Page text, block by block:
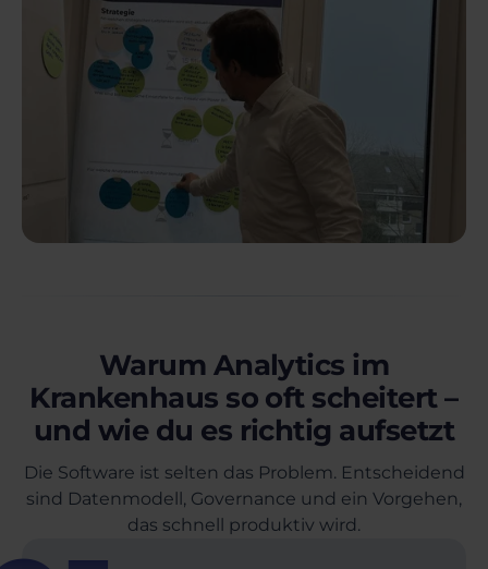
Warum Analytics im
Krankenhaus so oft scheitert –
und wie du es richtig aufsetzt
Die Software ist selten das Problem. Entscheidend
sind Datenmodell, Governance und ein Vorgehen,
das schnell produktiv wird.